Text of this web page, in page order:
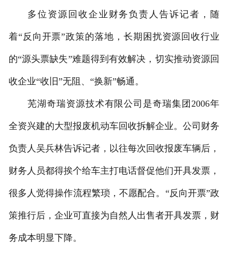
多位资源回收企业财务负责人告诉记者，随
着“反向开票”政策的落地，长期困扰资源回收行业
的“源头票缺失”难题得到有效解决，切实推动资源回
收企业“收旧”无阻、“换新”畅通。
芜湖奇瑞资源技术有限公司是奇瑞集团2006年
全资兴建的大型报废机动车回收拆解企业。公司财务
负责人吴兵林告诉记者，以往每次回收报废车辆后，
财务人员都得挨个给车主打电话督促他们开具发票，
很多人觉得操作流程繁琐，不愿配合。“反向开票”政
策推行后，企业可直接为自然人出售者开具发票，财
务成本明显下降。